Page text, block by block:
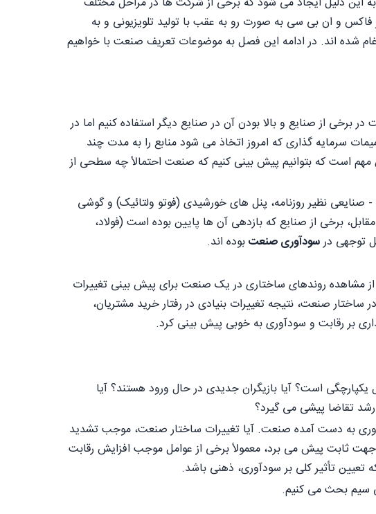
و ان بی سی به صورت رو به عقب با تولید تلویزیونی و به
شده اند. در ادامه این فصل به موضوعات تعریف صنعت با خواهیم
برخی از صنایع و بالا بودن آن در صنایع دیگر استفاده کنیم اما در
سرمایه گذاری که امروز اتخاذ می شود منابع را به مدت چند
است که بتوانیم پیش بینی کنیم که صنعت احتمالاً چه سطحی از
نظیر روزنامه، پنل های خورشیدی (فوتو ولتائیک) و گوشی
برخی از صنایع که بازدهی آن ها پایین بوده است (فولاد،
توجهی درسودآوری صنعتبوده اند.
مشاهده روندهای ساختاری در یک صنعت برای پیش بینی تغییرات
ساختار صنعت، نتیجه تغییرات بنیادی در رفتار خرید مشتریان،
بر رقابت و سودآوری به خوبی پیش بینی کرد.
است؟ آیا بازیگران جدیدی در حال ورود هستند؟ آیا
تقاضا پیشی می گیرد؟
به دست آمده صنعت. آیا تغییرات ساختار صنعت، موجب تشدید
ثابت پیش می برد، معمولاً برخی از عوامل موجب افزایش رقابت
تأثیر کلی بر سودآوری، ذهنی باشد.
سیم بحث می کنیم.